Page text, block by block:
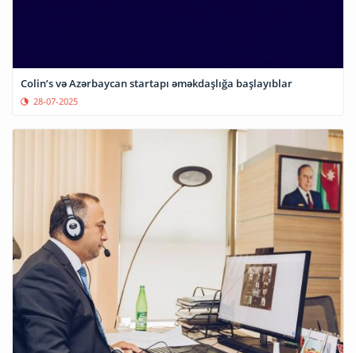
Colin’s və Azərbaycan startapı əməkdaşlığa başlayıblar
28-07-2025